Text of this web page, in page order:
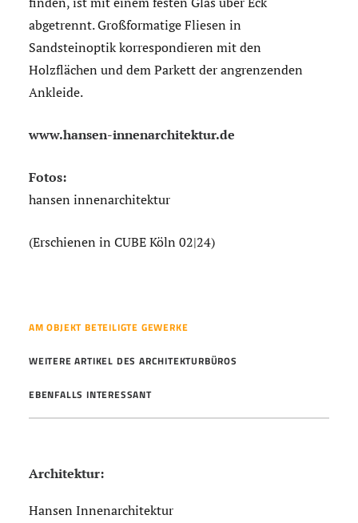
abgetrennt. Großformatige Fliesen in
Sandsteinoptik korrespondieren mit den
Holzflächen und dem Parkett der angrenzenden
Ankleide.
www.hansen-innenarchitektur.de
Fotos:
hansen innenarchitektur
(Erschienen in CUBE Köln 02|24)
AM OBJEKT BETEILIGTE GEWERKE
WEITERE ARTIKEL DES ARCHITEKTURBÜROS
EBENFALLS INTERESSANT
Architektur:
Hansen Innenarchitektur